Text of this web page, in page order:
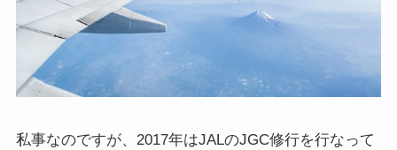
私事なのですが、2017年はJALのJGC修行を行なって